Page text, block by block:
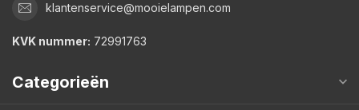
klantenservice@mooielampen.com
KVK nummer: 72991763
Categorieën